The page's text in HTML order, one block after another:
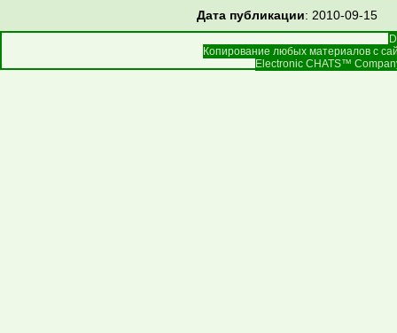
Дата публикации: 2010-09-15
Копирование любых материалов с
Electronic CHATS™